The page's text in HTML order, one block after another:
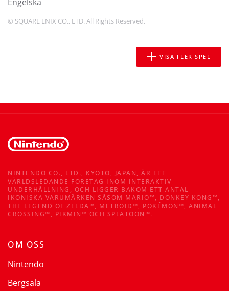
© SQUARE ENIX CO., LTD. All Rights Reserved.
VISA FLER SPEL
NINTENDO CO., LTD., KYOTO, JAPAN, ÄR ETT
VÄRLDSLEDANDE FÖRETAG INOM INTERAKTIV
UNDERHÅLLNING, OCH LIGGER BAKOM ETT ANTAL
IKONISKA VARUMÄRKEN SÅSOM MARIO™, DONKEY KONG™,
THE LEGEND OF ZELDA™, METROID™, POKÉMON™, ANIMAL
CROSSING™, PIKMIN™ OCH SPLATOON™.
OM OSS
Nintendo
Bergsala